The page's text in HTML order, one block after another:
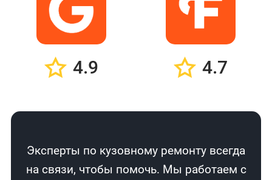
4.9 4.7
Эксперты по кузовному ремонту всегда
на связи, чтобы помочь. Мы работаем с